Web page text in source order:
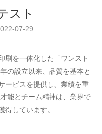
スト
07-29
刷を一体化した「ワンスト
の設立以来、品質を基本と
ービスを提供し、業績を重
能とチーム精神は、業界で
得しています。